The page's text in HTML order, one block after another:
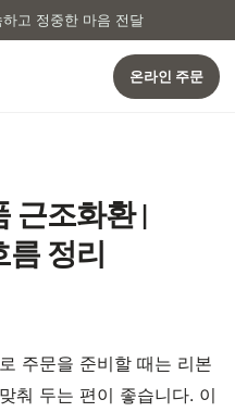
고 정중한 마음 전달
온라인 주문
근조화환 |
정리
주문을 준비할 때는 리본
춰 두는 편이 좋습니다. 이